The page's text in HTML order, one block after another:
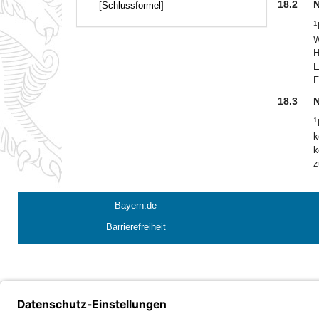
[Schlussformel] 18.2
1
18.3
1
Bayern.de
Barrierefreiheit